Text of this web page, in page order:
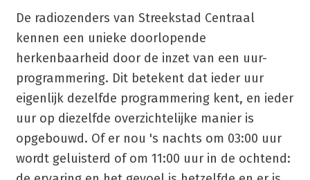
De radiozenders van Streekstad Centraal
kennen een unieke doorlopende
herkenbaarheid door de inzet van een uur-
programmering. Dit betekent dat ieder uur
eigenlijk dezelfde programmering kent, en ieder
uur op diezelfde overzichtelijke manier is
opgebouwd. Of er nou 's nachts om 03:00 uur
wordt geluisterd of om 11:00 uur in de ochtend: